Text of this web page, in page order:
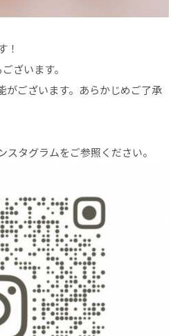
！
ざいます。
ございます。あらかじめご了承
タグラムをご参照ください。